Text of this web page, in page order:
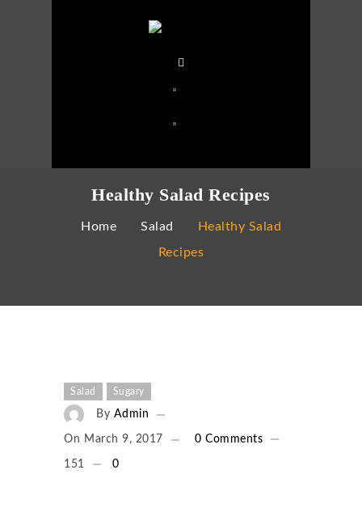
Healthy Salad Recipes
Home Salad
Healthy Salad
Recipes
Salad Sugary
By Admin
On March 9, 2017 0 Comments
151 0